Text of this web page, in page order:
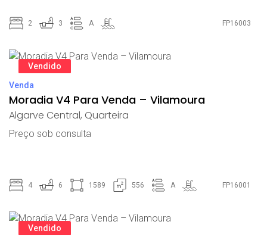
2 3 A FP16003
Vendido
Venda
Moradia V4 Para Venda – Vilamoura
Algarve Central, Quarteira
Preço sob consulta
4 6 1589 556 A FP16001
Vendido